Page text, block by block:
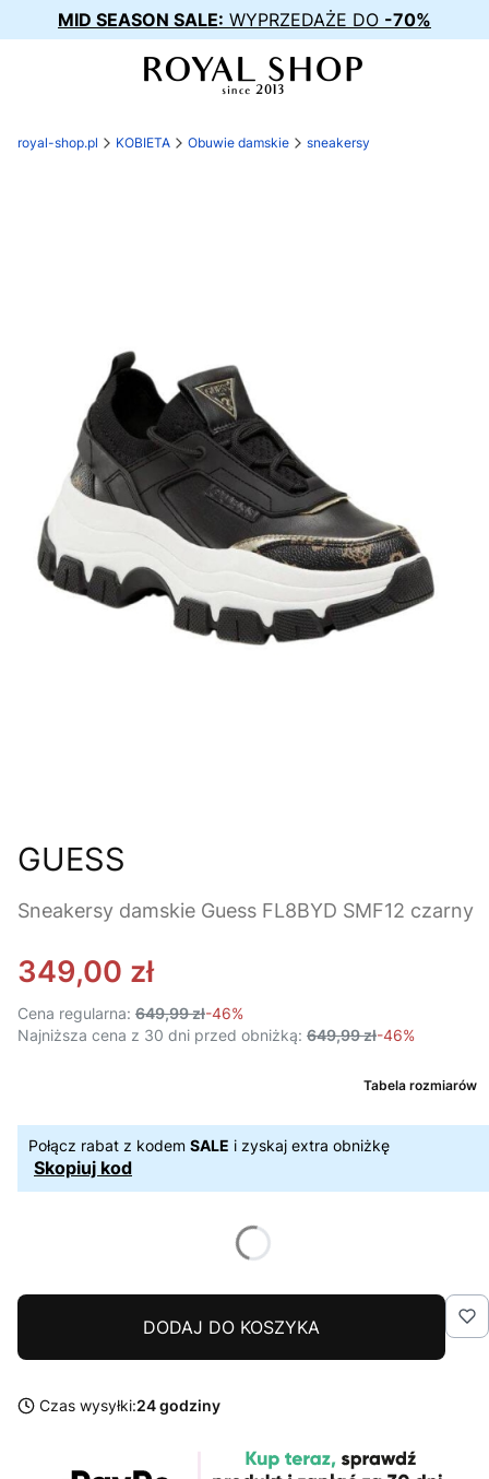
MID SEASON SALE: WYPRZEDAŻE DO -70%
royal-shop.pl KOBIETA Obuwie damskie sneakersy
GUESS
Sneakersy damskie Guess FL8BYD SMF12 czarny
349,00 zł
Cena regularna: 649,99 zł-46%
Najniższa cena z 30 dni przed obniżką: 649,99 zł-46%
Tabela rozmiarów
Połącz rabat z kodem SALE i zyskaj extra obniżkę
Skopiuj kod
DODAJ DO KOSZYKA
Czas wysyłki:24 godziny